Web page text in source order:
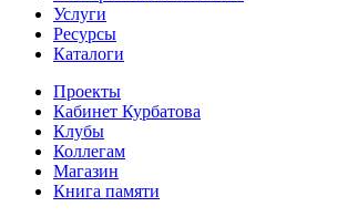
Услуги
Ресурсы
Каталоги
Проекты
Кабинет Курбатова
Клубы
Коллегам
Магазин
Книга памяти